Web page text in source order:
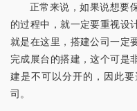
正常来说，如果说想要
的过程中，就一定要重视设
就是在这里，搭建公司一定
完成展台的搭建，这个可是
建是不可以分开的，因此
司。